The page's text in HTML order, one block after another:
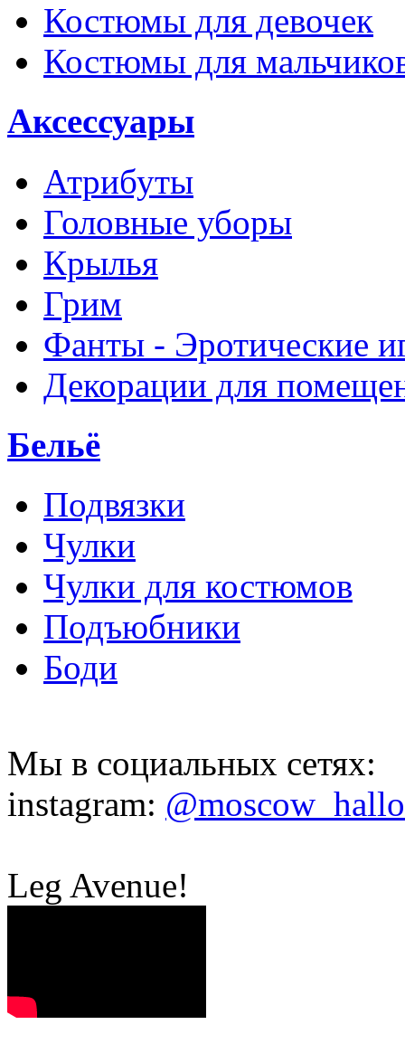
Костюмы для девочек
Костюмы для
Аксессуары
Атрибуты
Головные уборы
Крылья
Грим
Фанты - Эротические
Декорации для
Бельё
Подвязки
Чулки
Чулки для костюмов
Подъюбники
Боди
Мы в социальных сетях:
instagram:
Leg Avenue!